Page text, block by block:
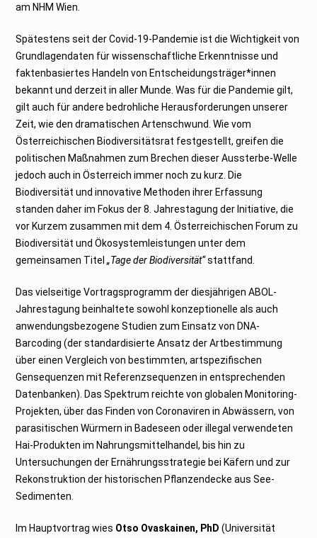
am NHM Wien.
Spätestens seit der Covid-19-Pandemie ist die Wichtigkeit von
Grundlagendaten für wissenschaftliche Erkenntnisse und
faktenbasiertes Handeln von Entscheidungsträger*innen
bekannt und derzeit in aller Munde. Was für die Pandemie gilt,
gilt auch für andere bedrohliche Herausforderungen unserer
Zeit, wie den dramatischen Artenschwund. Wie vom
Österreichischen Biodiversitätsrat festgestellt, greifen die
politischen Maßnahmen zum Brechen dieser Aussterbe-Welle
jedoch auch in Österreich immer noch zu kurz. Die
Biodiversität und innovative Methoden ihrer Erfassung
standen daher im Fokus der 8. Jahrestagung der Initiative, die
vor Kurzem zusammen mit dem 4. Österreichischen Forum zu
Biodiversität und Ökosystemleistungen unter dem
gemeinsamen Titel„Tage der Biodiversität“stattfand.
Das vielseitige Vortragsprogramm der diesjährigen ABOL-
Jahrestagung beinhaltete sowohl konzeptionelle als auch
anwendungsbezogene Studien zum Einsatz von DNA-
Barcoding (der standardisierte Ansatz der Artbestimmung
über einen Vergleich von bestimmten, artspezifischen
Gensequenzen mit Referenzsequenzen in entsprechenden
Datenbanken). Das Spektrum reichte von globalen Monitoring-
Projekten, über das Finden von Coronaviren in Abwässern, von
parasitischen Würmern in Badeseen oder illegal verwendeten
Hai-Produkten im Nahrungsmittelhandel, bis hin zu
Untersuchungen der Ernährungsstrategie bei Käfern und zur
Rekonstruktion der historischen Pflanzendecke aus See-
Sedimenten.
Im Hauptvortrag wies Otso Ovaskainen, PhD (Universität